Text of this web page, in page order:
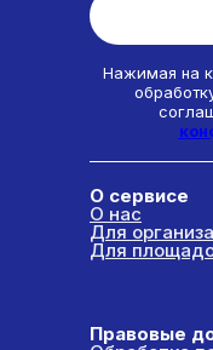
Правовые
О сервисе
О нас
Для
Для
Нажимая на